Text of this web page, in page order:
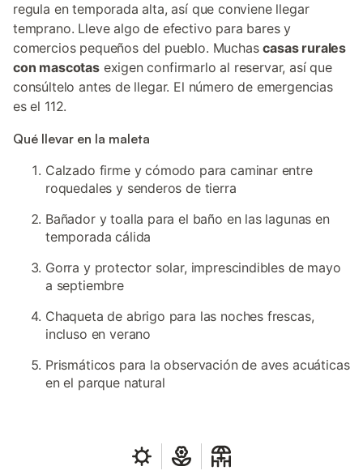
regula en temporada alta, así que conviene llegar
temprano. Lleve algo de efectivo para bares y
comercios pequeños del pueblo. Muchascasas rurales
con mascotasexigen confirmarlo al reservar, así que
consúltelo antes de llegar. El número de emergencias
es el 112.
Qué llevar en la maleta
Calzado firme y cómodo para caminar entre
roquedales y senderos de tierra
Bañador y toalla para el baño en las lagunas en
temporada cálida
Gorra y protector solar, imprescindibles de mayo
a septiembre
Chaqueta de abrigo para las noches frescas,
incluso en verano
Prismáticos para la observación de aves acuáticas
en el parque natural